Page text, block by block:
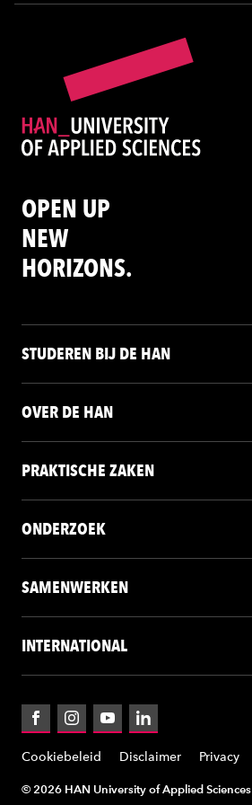
OPEN UP
NEW
HORIZONS.
STUDEREN BIJ DE HAN
OVER DE HAN
PRAKTISCHE ZAKEN
ONDERZOEK
SAMENWERKEN
INTERNATIONAL
FacebookInstagramYouTubeLinkedIn
Cookiebeleid Disclaimer Privacy
© 2026 HAN University of Applied Sciences